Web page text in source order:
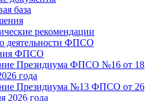
база
рекомендации
деятельности ФПСО
ФПСО
Президиума ФПСО №16 от 18
года
Президиума №13 ФПСО от 26
2026 года